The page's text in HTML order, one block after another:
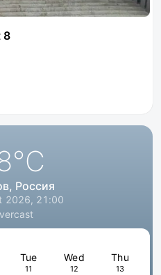
8
°C
Россия
2026, 21:00
Tue
11
Wed
12
Thu
13